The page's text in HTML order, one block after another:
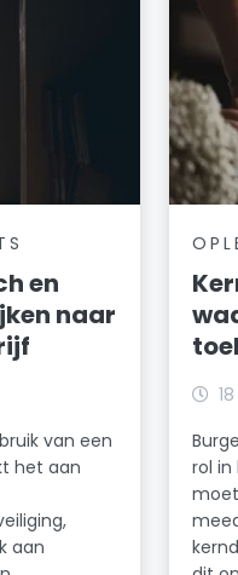
en
naar
van een
het aan
aan
rol in